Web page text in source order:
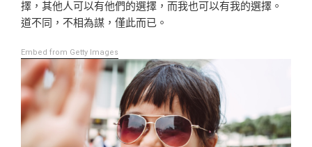
擇，其他人可以有他們的選擇，而我也可以有我的選擇。
道不同，不相為謀，僅此而已。
Embed from Getty Images